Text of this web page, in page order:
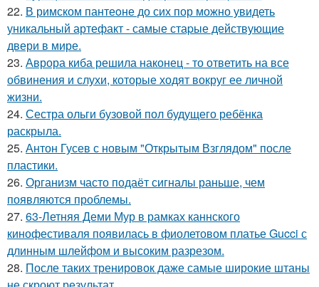
22. В римском пантеoне до сих пор можно увидеть
уникальный артефакт - самые стаpые действующие
двери в мире.
23. Аврора киба решила наконец - то ответить на все
обвинения и слухи, которые ходят вокруг ее личной
жизни.
24. Сестра ольги бузовой пол будущего ребёнка
раскрыла.
25. Антон Гусев с новым "Открытым Взглядом" после
пластики.
26. Организм часто подаёт сигналы раньше, чем
появляются проблемы.
27. 63-Летняя Деми Мур в рамках каннского
кинофестиваля появилась в фиолетовом платье Gucci с
длинным шлейфом и высоким разрезом.
28. После таких тренировок даже самые широкие штаны